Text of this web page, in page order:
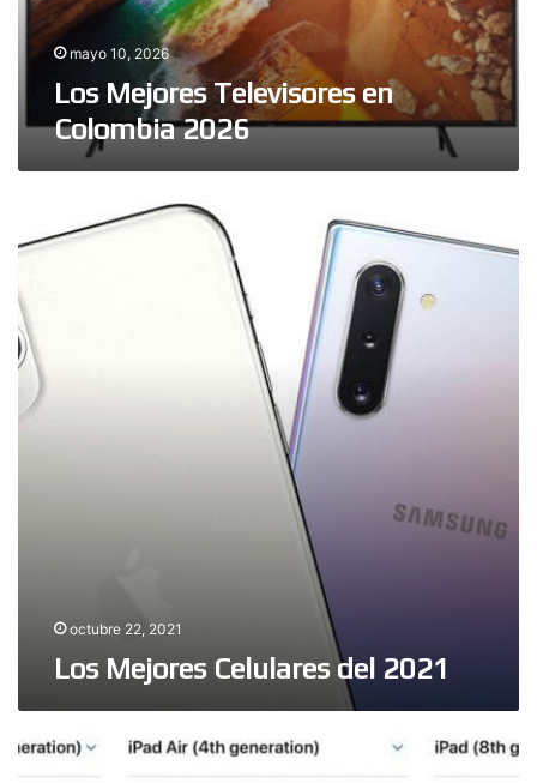
mayo 10, 2026
Los Mejores Televisores en
Colombia 2026
Celulares
del
octubre 22, 2021
Los Mejores Celulares del 2021
Mejores